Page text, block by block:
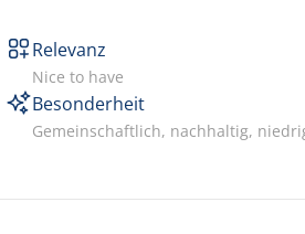
Relevanz
Nice to have
Besonderheit
Gemeinschaftlich, nachhaltig,